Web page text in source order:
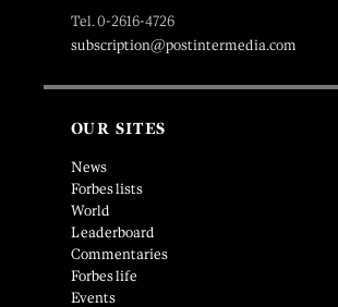
Tel. 0-2616-4726
subscription@postintermedia.com
OUR SITES
News
Forbes lists
World
Leaderboard
Commentaries
Forbes life
Events